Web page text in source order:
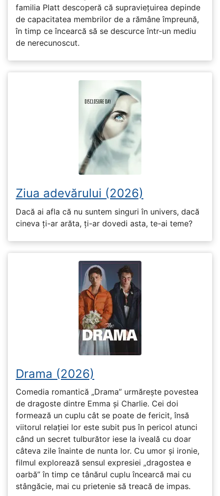
familia Platt descoperă că supraviețuirea depinde
de capacitatea membrilor de a rămâne împreună,
în timp ce încearcă să se descurce într-un mediu
de nerecunoscut.
Ziua adevărului (2026)
Dacă ai afla că nu suntem singuri în univers, dacă
cineva ți-ar arăta, ți-ar dovedi asta, te-ai teme?
Drama (2026)
Comedia romantică „Drama” urmărește povestea
de dragoste dintre Emma și Charlie. Cei doi
formează un cuplu cât se poate de fericit, însă
viitorul relației lor este subit pus în pericol atunci
când un secret tulburător iese la iveală cu doar
câteva zile înainte de nunta lor. Cu umor și ironie,
filmul explorează sensul expresiei „dragostea e
oarbă” în timp ce tânărul cuplu încearcă mai cu
stângăcie, mai cu prietenie să treacă de impas.